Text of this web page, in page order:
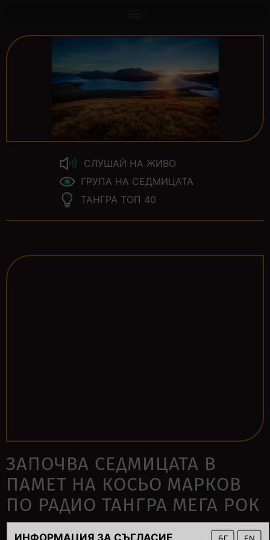
ИНФОРМАЦИЯ ЗА СЪГЛАСИЕ БГ EN
СЛУШАЙ НА ЖИВО
ГРУПА НА СЕДМИЦАТА
ТАНГРА ТОП 40
ЗАПОЧВА СЕДМИЦАТА В
ПАМЕТ НА КОСЬО МАРКОВ
ПО РАДИО ТАНГРА МЕГА РОК
14 март 2022